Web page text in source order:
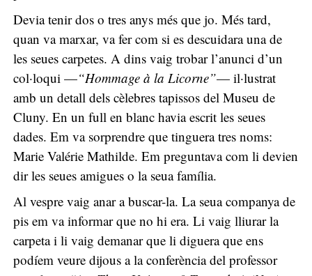
Devia tenir dos o tres anys més que jo. Més tard,
quan va marxar, va fer com si es descuidara una de
les seues carpetes. A dins vaig trobar l’anunci d’un
col·loqui —“Hommage à la Licorne”— il·lustrat
amb un detall dels cèlebres tapissos del Museu de
Cluny. En un full en blanc havia escrit les seues
dades. Em va sorprendre que tinguera tres noms:
Marie Valérie Mathilde. Em preguntava com li devien
dir les seues amigues o la seua família.
Al vespre vaig anar a buscar-la. La seua companya de
pis em va informar que no hi era. Li vaig lliurar la
carpeta i li vaig demanar que li diguera que ens
podíem veure dijous a la conferència del professor